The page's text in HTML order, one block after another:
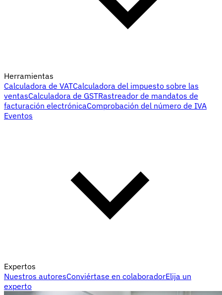
Herramientas
Calculadora de VATCalculadora del impuesto sobre las
ventasCalculadora de GSTRastreador de mandatos de
facturación electrónicaComprobación del número de IVA
Eventos
Expertos
Nuestros autoresConviértase en colaboradorElija un
experto